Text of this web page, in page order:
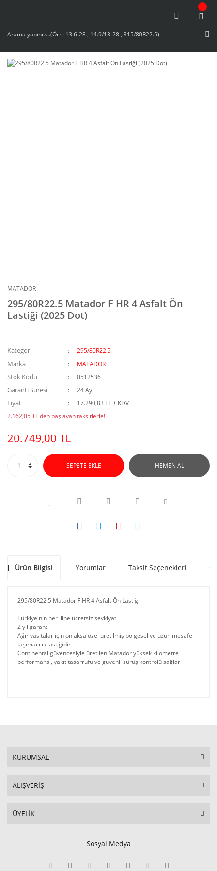
MATADOR
295/80R22.5 Matador F HR 4 Asfalt Ön
Lastiği (2025 Dot)
Kategori 295/80R22.5
Marka MATADOR
Stok Kodu 0512536
Garanti Süresi 24 Ay
Fiyat
17.290,83 TL + KDV
2.162,05 TL den başlayan taksitlerle!!
20.749,00 TL
SEPETE EKLE HEMEN AL
Ürün Bilgisi Yorumlar Taksit Seçenekleri
295/80R22.5 Matador F HR 4 Asfalt Ön Lastiği
Türkiye'nin her iline ücretsiz sevkiyat
2 yıl garanti
Ağır vasıtalar için ön aksa özel üretilmiş bölgesel ve uzun mesafe
taşımacılık lastiğidir
Continental güvencesiyle üretilen Matador yüksek kilometre
performansı, yakıt tasarrufu ve güvenli sürüş kontrolü sağlar
KURUMSAL
ALIŞVERİŞ
ÜYELİK
Sosyal Medya